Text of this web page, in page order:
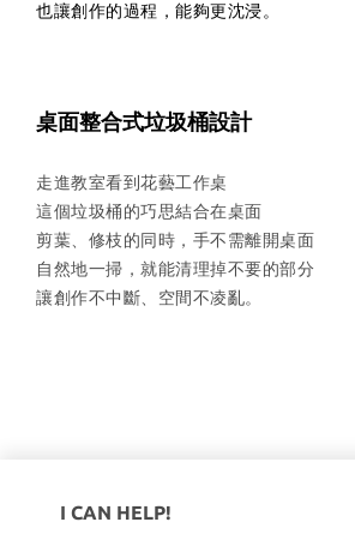
也讓創作的過程，能夠更沈浸。
桌面整合式垃圾桶設計
走進教室看到花藝工作桌
這個垃圾桶的巧思結合在桌面
剪葉、修枝的同時，手不需離開桌面
自然地一掃，就能清理掉不要的部分
讓創作不中斷、空間不凌亂。
I CAN HELP!